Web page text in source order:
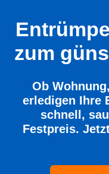
zum
Ob
erledigen Ihre
schnell,
Festpreis.